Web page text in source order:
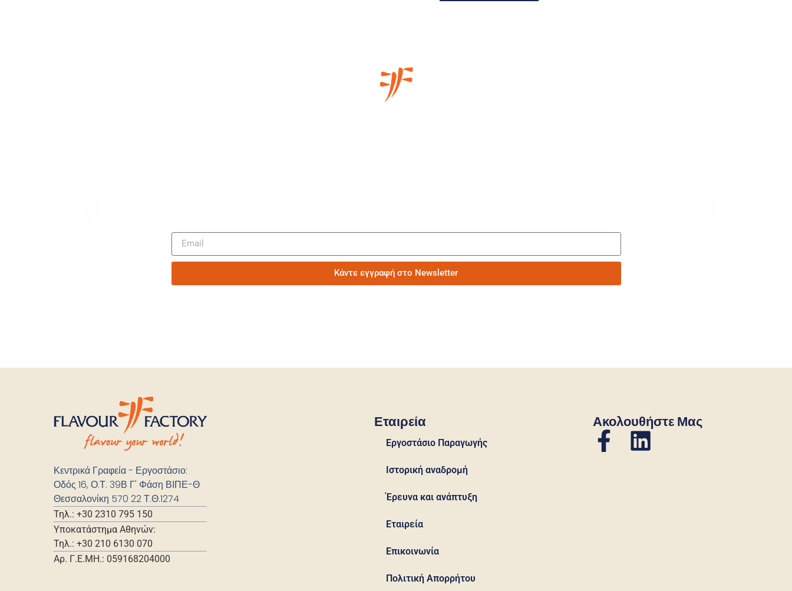
Κάντε εγγραφή στο Newsletter
Κεντρικά Γραφεία - Εργοστάσιο:
Οδός 16, Ο.Τ. 39Β Γ' Φάση ΒΙΠΕ-Θ
Θεσσαλονίκη 570 22 Τ.Θ.1274
Τηλ.: +30 2310 795 150
Υποκατάστημα Αθηνών:
Τηλ.: +30 210 6130 070
Αρ. Γ.Ε.ΜΗ.: 059168204000
Εταιρεία
Εργοστάσιο Παραγωγής
Ιστορική αναδρομή
Έρευνα και ανάπτυξη
Εταιρεία
Επικοινωνία
Πολιτική Απορρήτου
Ακολουθήστε Μας